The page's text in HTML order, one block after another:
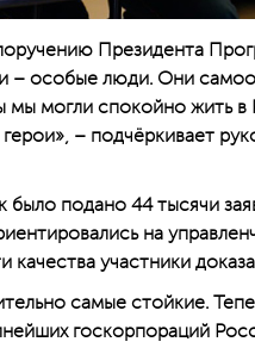
Президента
– особые люди. Они
мы могли спокойно жить в
– подчёркивает
было подано 44 тысячи
на
качества участники
самые стойкие.
госкорпораций